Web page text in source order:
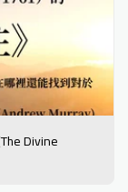
Divine